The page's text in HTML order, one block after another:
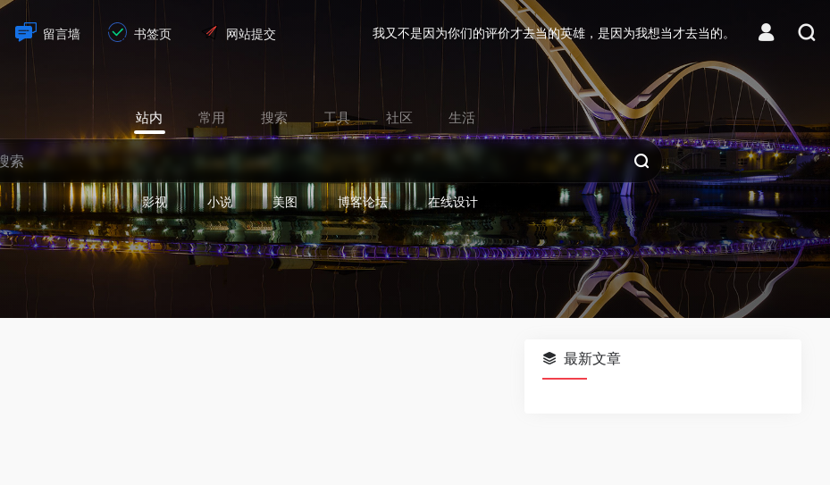
留言墙 书签页 网站提交 我又不是因为你们的评价才去当的英雄，是因为我想当才去当的。
站内 常用 搜索 工具 社区 生活
影视 小说 美图 博客论坛 在线设计
最新文章